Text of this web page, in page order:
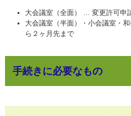
大会議室（全面） … 変更許可申
大会議室（半面）・小会議室・
ら２ヶ月先まで
手続きに必要なもの